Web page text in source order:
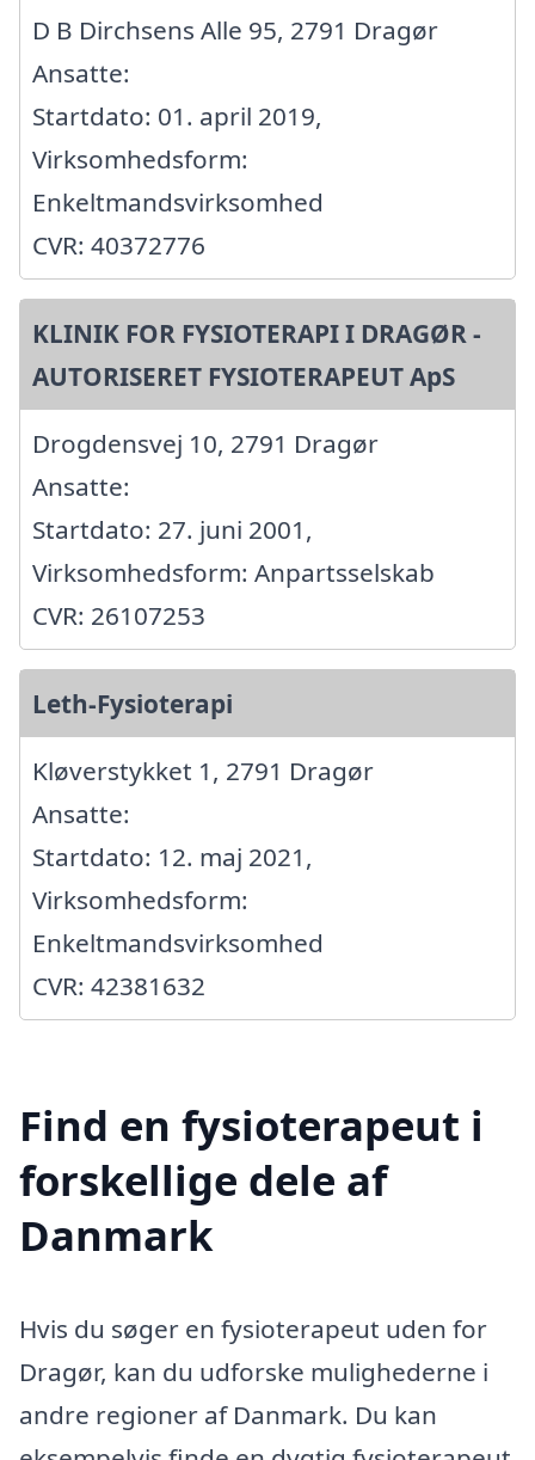
D B Dirchsens Alle 95, 2791 Dragør
Ansatte:
Startdato: 01. april 2019,
Virksomhedsform:
Enkeltmandsvirksomhed
CVR: 40372776
KLINIK FOR FYSIOTERAPI I DRAGØR -
AUTORISERET FYSIOTERAPEUT ApS
Drogdensvej 10, 2791 Dragør
Ansatte:
Startdato: 27. juni 2001,
Virksomhedsform: Anpartsselskab
CVR: 26107253
Leth-Fysioterapi
Kløverstykket 1, 2791 Dragør
Ansatte:
Startdato: 12. maj 2021,
Virksomhedsform:
Enkeltmandsvirksomhed
CVR: 42381632
Find en fysioterapeut i
forskellige dele af
Danmark
Hvis du søger en fysioterapeut uden for
Dragør, kan du udforske mulighederne i
andre regioner af Danmark. Du kan